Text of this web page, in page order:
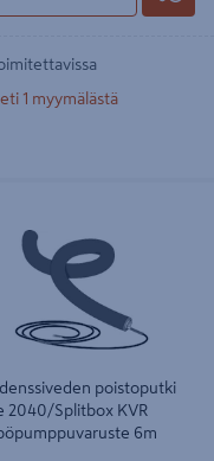
1 myymälästä
6m
poistoputki
2040/Splitbox KVR
6m